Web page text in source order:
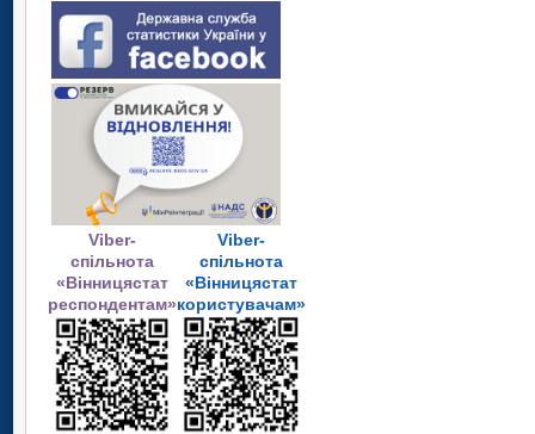
Viber-
спільнота
«Вінницястат
респондентам»
Viber-
спільнота
«Вінницястат
користувачам»